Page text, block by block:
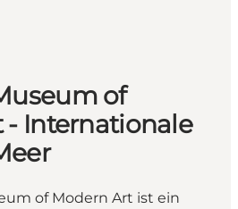
of
- Internationale
of Modern Art ist ein